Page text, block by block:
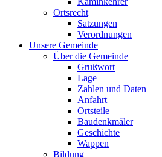
Ortsrecht
Satzungen
Verordnungen
Unsere Gemeinde
Über die Gemeinde
Grußwort
Lage
Zahlen und Daten
Anfahrt
Ortsteile
Baudenkmäler
Geschichte
Wappen
Bildung